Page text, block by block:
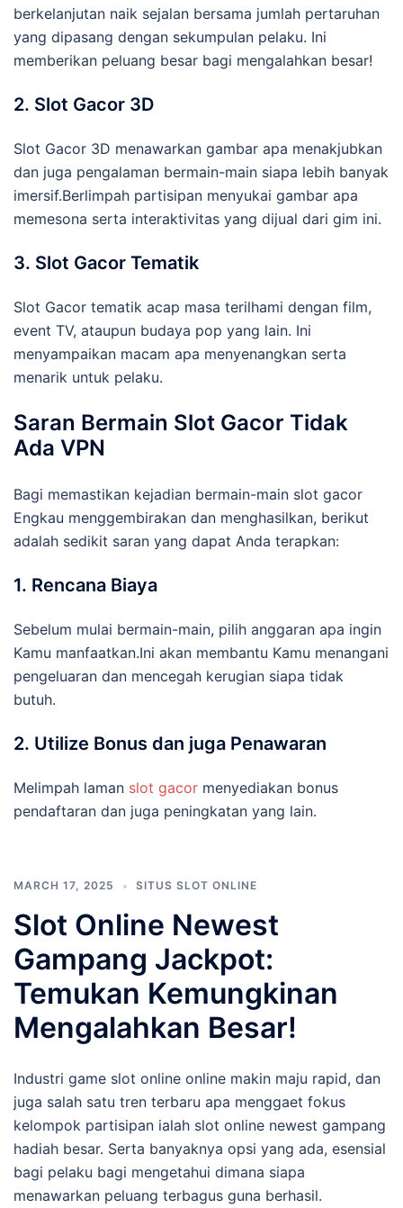
berkelanjutan naik sejalan bersama jumlah pertaruhan
yang dipasang dengan sekumpulan pelaku. Ini
memberikan peluang besar bagi mengalahkan besar!
2. Slot Gacor 3D
Slot Gacor 3D menawarkan gambar apa menakjubkan
dan juga pengalaman bermain-main siapa lebih banyak
imersif.Berlimpah partisipan menyukai gambar apa
memesona serta interaktivitas yang dijual dari gim ini.
3. Slot Gacor Tematik
Slot Gacor tematik acap masa terilhami dengan film,
event TV, ataupun budaya pop yang lain. Ini
menyampaikan macam apa menyenangkan serta
menarik untuk pelaku.
Saran Bermain Slot Gacor Tidak
Ada VPN
Bagi memastikan kejadian bermain-main slot gacor
Engkau menggembirakan dan menghasilkan, berikut
adalah sedikit saran yang dapat Anda terapkan:
1. Rencana Biaya
Sebelum mulai bermain-main, pilih anggaran apa ingin
Kamu manfaatkan.Ini akan membantu Kamu menangani
pengeluaran dan mencegah kerugian siapa tidak
butuh.
2. Utilize Bonus dan juga Penawaran
Melimpah laman slot gacor menyediakan bonus
pendaftaran dan juga peningkatan yang lain.
MARCH 17, 2025 SITUS SLOT ONLINE
Slot Online Newest
Gampang Jackpot:
Temukan Kemungkinan
Mengalahkan Besar!
Industri game slot online online makin maju rapid, dan
juga salah satu tren terbaru apa menggaet fokus
kelompok partisipan ialah slot online newest gampang
hadiah besar. Serta banyaknya opsi yang ada, esensial
bagi pelaku bagi mengetahui dimana siapa
menawarkan peluang terbagus guna berhasil.